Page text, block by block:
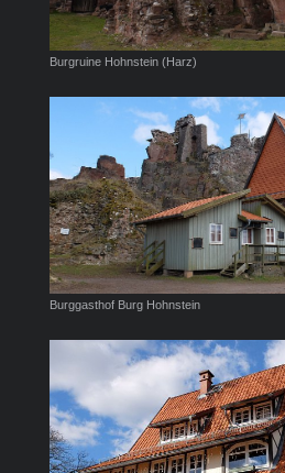
Burgruine Hohnstein (Harz)
Burggasthof Burg Hohnstein